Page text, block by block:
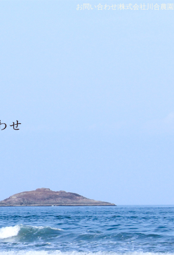
お問い合わせ|株式会社川合農園